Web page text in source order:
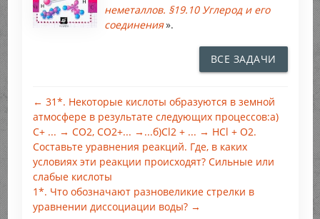
неметаллов. §19.10 Углерод и его
соединения».
ВСЕ ЗАДАЧИ
← 31*. Некоторые кислоты образуются в земной
атмосфере в результате следующих процессов:а)
С+ ... → CO2, CO2+... →...б)Cl2 + ... → HCl + O2.
Составьте уравнения реакций. Где, в каких
условиях эти реакции происходят? Сильные или
слабые кислоты
1*. Что обозначают разновеликие стрелки в
уравнении диссоциации воды? →